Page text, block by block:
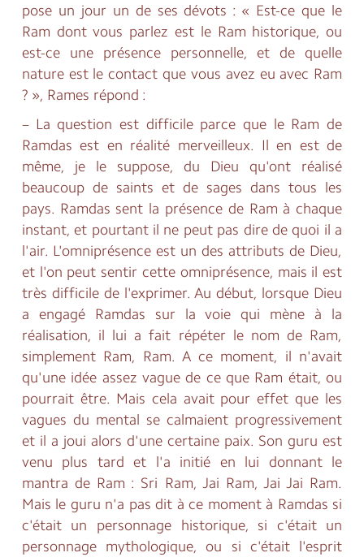
pose un jour un de ses dévots : « Est-ce que le
Ram dont vous parlez est le Ram historique, ou
est-ce une présence personnelle, et de quelle
nature est le contact que vous avez eu avec Ram
? », Rames répond :
– La question est difficile parce que le Ram de
Ramdas est en réalité merveilleux. Il en est de
même, je le suppose, du Dieu qu'ont réalisé
beaucoup de saints et de sages dans tous les
pays. Ramdas sent la présence de Ram à chaque
instant, et pourtant il ne peut pas dire de quoi il a
l'air. L'omniprésence est un des attributs de Dieu,
et l'on peut sentir cette omniprésence, mais il est
très difficile de l'exprimer. Au début, lorsque Dieu
a engagé Ramdas sur la voie qui mène à la
réalisation, il lui a fait répéter le nom de Ram,
simplement Ram, Ram. A ce moment, il n'avait
qu'une idée assez vague de ce que Ram était, ou
pourrait être. Mais cela avait pour effet que les
vagues du mental se calmaient progressivement
et il a joui alors d'une certaine paix. Son guru est
venu plus tard et l'a initié en lui donnant le
mantra de Ram : Sri Ram, Jai Ram, Jai Jai Ram.
Mais le guru n'a pas dit à ce moment à Ramdas si
c'était un personnage historique, si c'était un
personnage mythologique, ou si c'était l'esprit